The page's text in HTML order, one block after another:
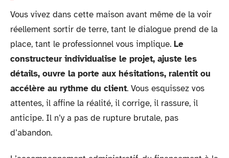
Vous vivez dans cette maison avant même de la voir
réellement sortir de terre, tant le dialogue prend de la
place, tant le professionnel vous implique. Le
constructeur individualise le projet, ajuste les
détails, ouvre la porte aux hésitations, ralentit ou
accélère au rythme du client. Vous esquissez vos
attentes, il affine la réalité, il corrige, il rassure, il
anticipe. Il n’y a pas de rupture brutale, pas
d’abandon.